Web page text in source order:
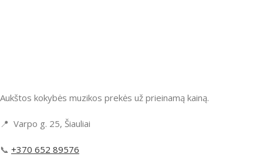
Aukštos kokybės muzikos prekės už prieinamą kainą.
📍 Varpo g. 25, Šiauliai
📞 +370 652 89576